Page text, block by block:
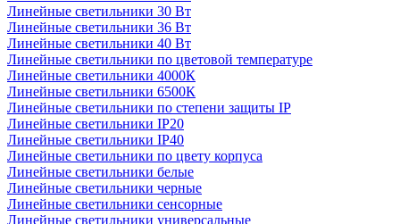
Линейные светильники 30 Вт
Линейные светильники 36 Вт
Линейные светильники 40 Вт
Линейные светильники по цветовой температуре
Линейные светильники 4000К
Линейные светильники 6500К
Линейные светильники по степени защиты IP
Линейные светильники IP20
Линейные светильники IP40
Линейные светильники по цвету корпуса
Линейные светильники белые
Линейные светильники черные
Линейные светильники сенсорные
Линейные светильники универсальные